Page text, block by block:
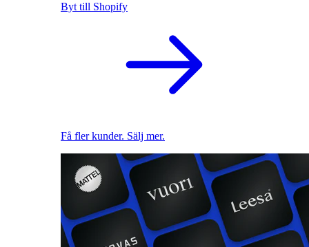
Byt till Shopify
Få fler kunder. Sälj mer.